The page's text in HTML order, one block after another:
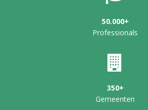
50.000+
Professionals
350+
Gemeenten